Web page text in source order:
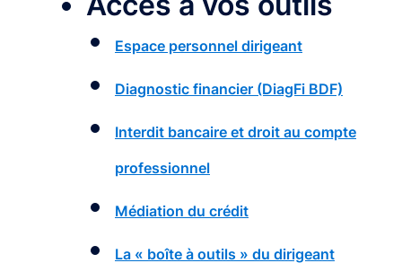
Espace personnel dirigeant
Diagnostic financier (DiagFi BDF)
Interdit bancaire et droit au compte
professionnel
Médiation du crédit
La « boîte à outils » du dirigeant